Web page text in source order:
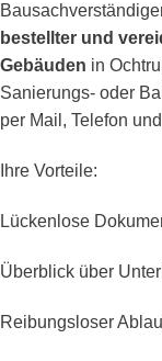
bestellter und
Gebäuden in
Sanierungs- oder
per Mail, Telefon
Ihre Vorteile:
Lückenlose
Überblick über
Reibungsloser